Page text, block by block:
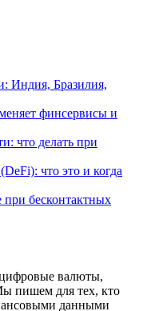
Индия, Бразилия,
финсервисы и
что делать при
что это и когда
бесконтактных
валюты,
пишем для тех, кто
данными